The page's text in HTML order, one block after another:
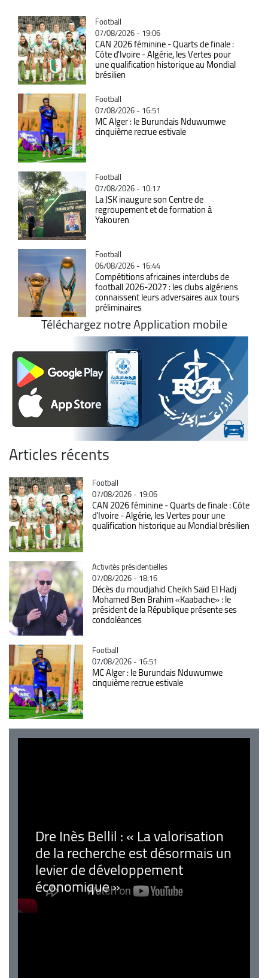
Catégorie
Football
07/08/2026 - 19:06
CAN 2026 féminine - Quarts de finale :
Côte d'Ivoire - Algérie, les Vertes pour
une qualification historique au Mondial
brésilien
Catégorie
Football
07/08/2026 - 16:51
MC Alger : le Burundais Nduwumwe
cinquième recrue estivale
Catégorie
Football
07/08/2026 - 10:17
La JSK inaugure son Centre de
regroupement et de formation à
Yakouren
Catégorie
Football
06/08/2026 - 16:44
Compétitions africaines interclubs de
football 2026-2027 : les clubs algériens
connaissent leurs adversaires aux tours
préliminaires
Téléchargez notre Application mobile
Articles récents
Catégorie
Football
07/08/2026 - 19:06
CAN 2026 féminine - Quarts de finale : Côte
d'Ivoire - Algérie, les Vertes pour une
qualification historique au Mondial brésilien
Catégorie
Activités présidentielles
07/08/2026 - 18:16
Décès du moudjahid Cheikh Saïd El Hadj
Mohamed Ben Brahim «Kaabache» : le
président de la République présente ses
condoléances
Catégorie
Football
07/08/2026 - 16:51
MC Alger : le Burundais Nduwumwe
cinquième recrue estivale
Dre Inès Bellil : « La valorisation
de la recherche est désormais un
levier de développement
économique »